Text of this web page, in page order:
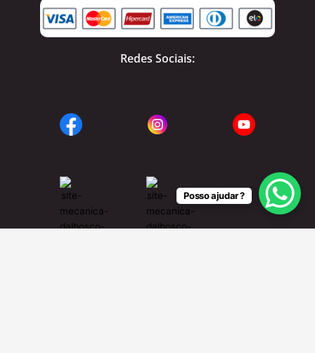
Redes Sociais:
Posso ajudar ?